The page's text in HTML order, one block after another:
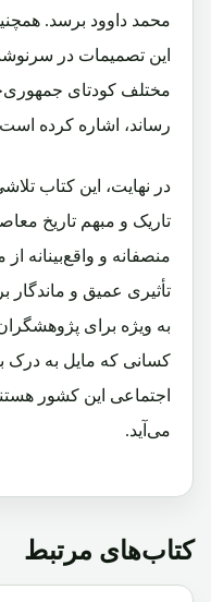
محمد داوود برسد.
این تصمیمات در
مختلف کودتای
رساند، اشاره کرده
در نهایت، این کتاب
تاریک و مبهم تاریخ
منصفانه و
تأثیری عمیق و ماندگار
به ویژه برای
کسانی که مایل به درک
اجتماعی این کشور
می‌آید.
کتاب‌های مرتبط